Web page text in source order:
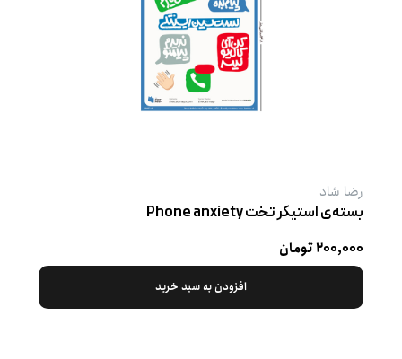
رضا شاد
بسته‌ی استیکر تخت Phone anxiety
۲۰۰,۰۰۰ تومان
افزودن به سبد خرید